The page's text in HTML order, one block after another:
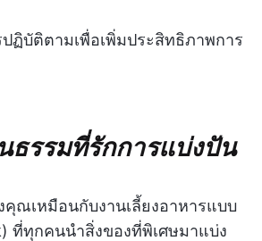
ฏิบัติตามเพื่อเพิ่มประสิทธิภาพการ
ธรรมที่รักการแบ่งปัน
ณเหมือนกับงานเลี้ยงอาหารแบบ
ที่ทุกคนนำสิ่งของที่พิเศษมาแบ่ง